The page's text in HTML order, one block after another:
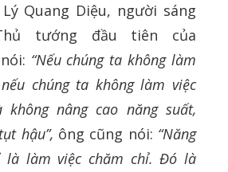
Quang Diệu, người sáng
tướng đầu tiên của
“Nếu chúng ta không làm
chúng ta không làm việc
không nâng cao năng suất,
hậu”, ông cũng nói: “Năng
là làm việc chăm chỉ. Đó là